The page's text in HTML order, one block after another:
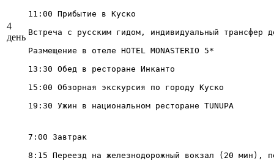
4
день
11:00 Прибытие в Куско
Встреча с русским гидом, индивидуальный трансфер
Размещение в отеле HOTEL MONASTERIO 5*
13:30 Обед в ресторане Инканто
15:00 Обзорная экскурсия по городу Куско
19:30 Ужин в национальном ресторане TUNUPA
7:00 Завтрак
8:15 Переезд на железнодорожный вокзал (20 мин),